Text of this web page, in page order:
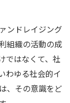
ンドレイジング
組織の活動の成
ではなくて、社
わゆる社会的イ
、その意識をど